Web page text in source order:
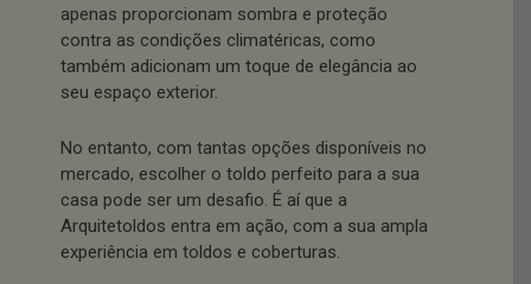
apenas proporcionam sombra e proteção
contra as condições climatéricas, como
também adicionam um toque de elegância ao
seu espaço exterior.
No entanto, com tantas opções disponíveis no
mercado, escolher o toldo perfeito para a sua
casa pode ser um desafio. É aí que a
Arquitetoldos entra em ação, com a sua ampla
experiência em toldos e coberturas.